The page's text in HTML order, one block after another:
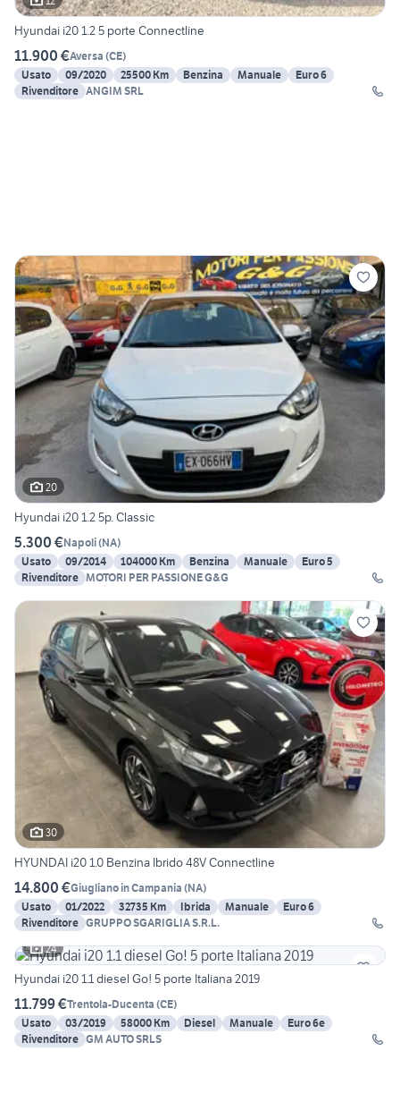
Hyundai i20 1.2 5 porte Connectline
11.900 €Aversa (CE)
Usato
09/2020 25500 Km Benzina Manuale
Euro 6
Rivenditore ANGIM SRL
20
Hyundai i20 1.2 5p. Classic
5.300 €Napoli(NA)
Usato
09/2014 104000 Km Benzina Manuale
Euro 5
Rivenditore MOTORI PER PASSIONE G&G
30
HYUNDAI i20 1.0 Benzina Ibrido 48V Connectline
14.800 €Giugliano in Campania (NA)
Usato
01/2022 32735 Km Ibrida Manuale
Euro 6
Rivenditore GRUPPO SGARIGLIA S.R.L.
24
Hyundai i20 1.1 diesel Go! 5 porte Italiana 2019
11.799 €Trentola-Ducenta (CE)
Usato
03/2019 58000 Km Diesel Manuale
Euro 6e
Rivenditore GM AUTO SRLS